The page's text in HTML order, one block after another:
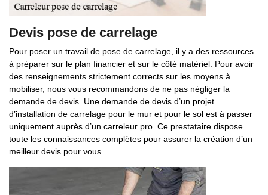
Devis pose de carrelage
Pour poser un travail de pose de carrelage, il y a des ressources
à préparer sur le plan financier et sur le côté matériel. Pour avoir
des renseignements strictement corrects sur les moyens à
mobiliser, nous vous recommandons de ne pas négliger la
demande de devis. Une demande de devis d’un projet
d’installation de carrelage pour le mur et pour le sol est à passer
uniquement auprès d’un carreleur pro. Ce prestataire dispose
toute les connaissances complètes pour assurer la création d’un
meilleur devis pour vous.